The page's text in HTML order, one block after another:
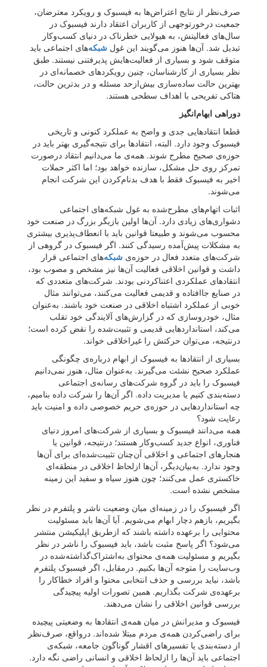
صرف‌نظر از نتایج اعتراض‌ها به فیسبوک و رویکرد معترضان،
جمعیت درخورتوجهی از کاربران اعتقاد دارند فیسبوک در
سال‌های فعالیتش، به هیولایی خطرناک در دنیای کسب‌وکار
تبدیل شد. آن‌ها هنوز می‌گویند این غول شبکه‌های اجتماعی باید
متوقف شود و بسیاری از فعالیت‌هایش پذیرفتنی نیستند. طبق
نظر بسیاری از کارشناسان، چنین رویکردهای خصمانه‌ای در
بهترین حالت ساده‌سازی بیش‌ازحد مسئله و در بدترین حالت،
هتاکی تفریحی با اهداف سطحی هستند.
دوراهی ابهام‌انگیز
قطعا انتقادهایی جدی و واضح به عملکرد کنونی و تاریخی
فیسبوک وجود دارد. البته، انتقادها برای نتیجه‌گیری بهتر باید در
حوزه‌ی صحیح مطرح شوند. همه‌ی ما می‌دانیم انتقاد درصورت
تمرکز روی حل مشکل، سازنده خواهد بود؛ اما اکثر حملات
اخیر به فیسبوک فقط با هدف بدنام‌کردن این شرکت انجام
می‌شوند.
اثبات اتهام‌های مطرح‌شده به غول شبکه‌های اجتماعی
دشواری‌های زیادی دارد. آن‌ها اولین بازیگر بزرگ در صنعت خود
محسوب می‌شوند و طبیعتا قوانین باید با انعطاف‌پذیری بیشتری
به مشکلات پیش‌آمده رسیدگی کنند. اگر فیسبوک در گروهی از
شرکت‌های متعدد فعال در حوزه‌ی شبکه‌های اجتماعی قرار
داشت و قوانین اخلاقی فعالیت آن‌ها نیز مشخص و مصوب بود،
انتقادهای عملکردی اعتناکردنی بودند. شرکت‌های متعددی که
در صنایع جاافتاده و قدیمی فعالیت می‌کنند، می‌توانند مثال
خوبی از عملکرد اشتباه اخلاقی در صنعت خود باشند. به‌عنوان
مثال، خودروسازی که در گزارش‌های آلایندگی خود تقلب
می‌کند، استانداردهایی قدیمی و تثبیت‌شده را نقض کرده است؛
درنتیجه، می‌توان حرکتش را غیراخلاقی خواند.
بسیاری از انتقادها به فیسبوک از ابهام درباره‌ی چگونگی
عملکرد صحیح نشئت می‌گیرند. به‌عنوان مثال، هنوز نمی‌دانیم
فیسبوک را باید در گروه شرکت‌های رسانه‌ی اجتماعی
دسته‌بندی کنیم یا مدیریت داده. اگر آن‌ها را شرکت داده بنامیم،
چه استانداردهایی در حوزه‌ی حریم خصوصی داده و امنیت باید
رعایت شود؟
همه می‌دانند فیسبوک و بسیاری از شرکت‌های امروز دنیای
فناوری، انواع جدید کسب‌وکار هستند؛ درنتیجه، قوانین یا
هنجارهای اجتماعی و اخلاقی آن‌چنان تثبیت‌شده‌ای برای آن‌ها
وجود ندارد. به‌بیان‌دیگر، آن‌ها ازلحاظ اخلاقی در منطقه‌ای
خاکستری عمل می‌کنند؛ چون هنوز سیاه‌ و سفید این زمینه
مشخص نشده است.
اگر فیسبوک را در زمینه‌ای میان وضعیت ناشر و پلتفرم در نظر
بگیریم، بازهم دچار ابهام می‌شویم. آیا آن‌ها باید مسئولیت
محتوایی را برعهده داشته باشند که ازطریق اپلیکیشن منتشر
می‌شود؟ اگر پاسخ مثبت باشد، باید فیسبوک را ناشر در نظر
بگیریم و مسئولیت همه‌ی محتوای به‌اشتراک‌گذاشته‌شده در
وب‌سایت را متوجه آن‌ها بکنیم. درمقابل، اگر فیسبوک پلتفرم
باشد، نباید بررسی و حذف انتخابی محتوا و افراد خطاکار را
برعهده‌ی شرکت بگذاریم. همین تصورات اولیه پیچیدگی
بررسی قوانین اخلاقی را نشان می‌دهند.
فیسبوک و مدیرانش در میان همه‌ی انتقادها به وضعیتی پیچیده
برای راضی‌کردن همه‌ی مردم مبتلا شده‌اند. درواقع، صرف‌نظر
از دسته‌بندی یا تفسیرهای اقشار گوناگون جامعه، شبکه‌ی
اجتماعی باید آن‌ها را ازلحاظ اخلاقی و انسانی راضی نگه دارد.